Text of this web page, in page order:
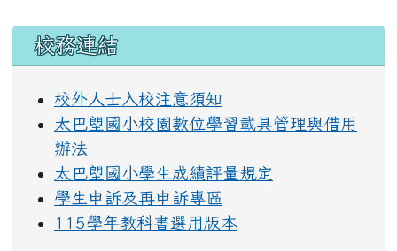
左邊區域內容
校務連結
校外人士入校注意須知
太巴塱國小校園數位學習載具管理與借用
辦法
太巴塱國小學生成績評量規定
學生申訴及再申訴專區
115學年教科書選用版本